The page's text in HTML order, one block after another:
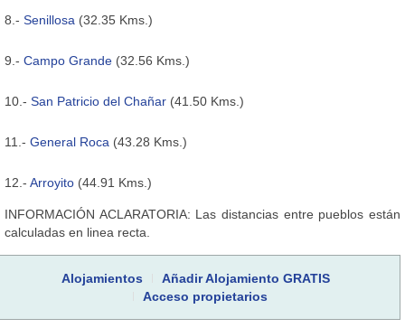
8.- Senillosa (32.35 Kms.)
9.- Campo Grande (32.56 Kms.)
10.- San Patricio del Chañar (41.50 Kms.)
11.- General Roca (43.28 Kms.)
12.- Arroyito (44.91 Kms.)
INFORMACIÓN ACLARATORIA: Las distancias entre pueblos están
calculadas en linea recta.
Alojamientos
Añadir Alojamiento GRATIS
Acceso propietarios